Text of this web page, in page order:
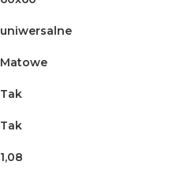
uniwersalne
Matowe
Tak
Tak
1,08